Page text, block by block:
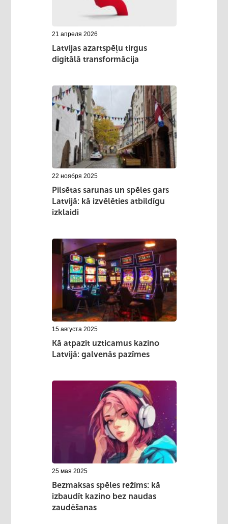
21 апреля 2026
Latvijas azartspēļu tirgus
digitālā transformācija
22 ноября 2025
Pilsētas sarunas un spēles gars
Latvijā: kā izvēlēties atbildīgu
izklaidi
15 августа 2025
Kā atpazīt uzticamus kazino
Latvijā: galvenās pazīmes
25 мая 2025
Bezmaksas spēles režīms: kā
izbaudīt kazino bez naudas
zaudēšanas